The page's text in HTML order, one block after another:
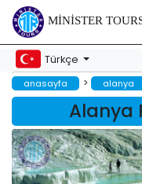
MINISTER
Türkçe
anasayfa > alanya
Alanya